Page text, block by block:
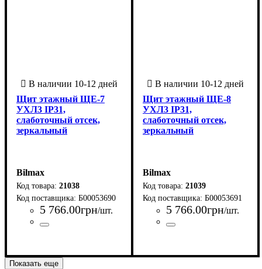
Щит этажный ЩЕ-7
УХЛ3 IP31,
слаботочный отсек,
зеркальный
Bilmax
21038
Б00053690
5 766.00грн/шт.
Щит этажный ЩЕ-8
УХЛ3 IP31,
слаботочный отсек,
зеркальный
Bilmax
21039
Б00053691
5 766.00грн/шт.
Показать еще